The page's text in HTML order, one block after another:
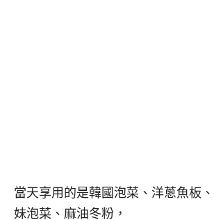
當天享用的是韓國泡菜、洋蔥魚板
妹泡菜、麻油冬粉，